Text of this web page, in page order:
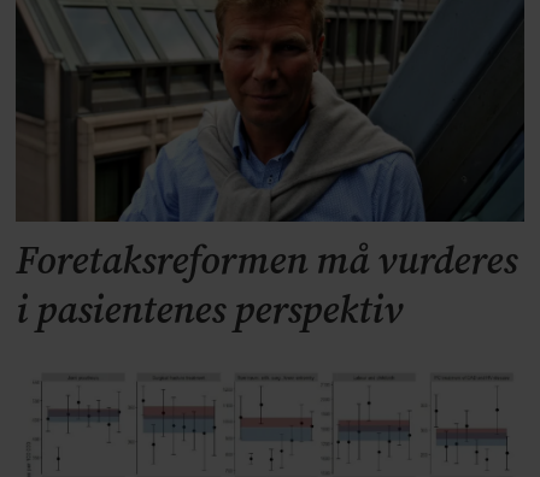
Foretaksreformen må vurderes
i pasientenes perspektiv